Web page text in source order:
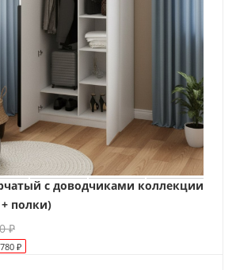
с доводчиками коллекции
полки)
₽
₽